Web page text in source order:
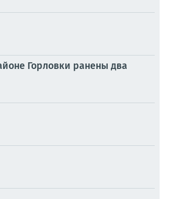
Горловки ранены два